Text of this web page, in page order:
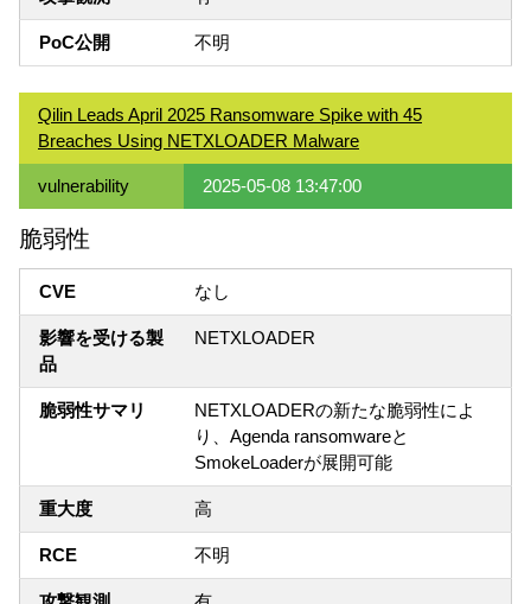
PoC公開 不明
Qilin Leads April 2025 Ransomware Spike with 45
Breaches Using NETXLOADER Malware
vulnerability 2025-05-08 13:47:00
脆弱性
CVE なし
影響を受ける製
品
NETXLOADER
脆弱性サマリ
NETXLOADERの新たな脆弱性によ
り、Agenda ransomwareと
SmokeLoaderが展開可能
重大度 高
RCE 不明